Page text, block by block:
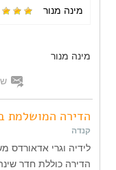
מינה מנור
מינה מנור
הדירה המושלמת
קנדה
לידיה וגרי אדאורדס
הדירה כוללת חדר